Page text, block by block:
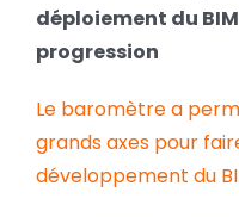
déploiement du
progression
Le baromètre a
grands axes pour
développement du